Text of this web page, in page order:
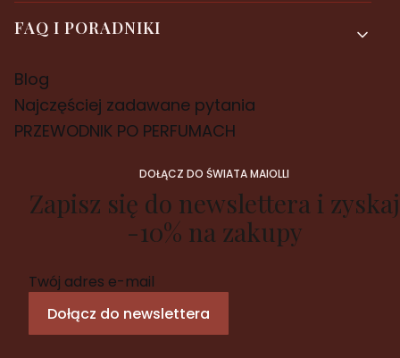
FAQ I PORADNIKI
Blog
Najczęściej zadawane pytania
PRZEWODNIK PO PERFUMACH
DOŁĄCZ DO ŚWIATA MAIOLLI
Zapisz się do newslettera i zyskaj
-10% na zakupy
Twój adres e-mail
Dołącz do newslettera